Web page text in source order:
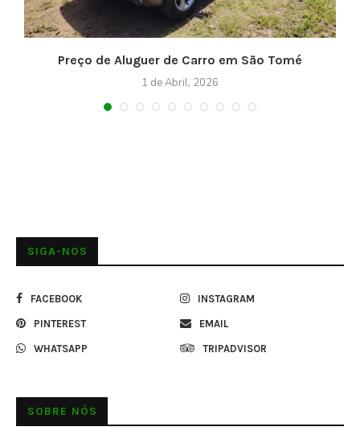
Preço de Aluguer de Carro em São Tomé
1 de Abril, 2026
SIGA-NOS
FACEBOOK INSTAGRAM
PINTEREST EMAIL
WHATSAPP TRIPADVISOR
SOBRE NÓS